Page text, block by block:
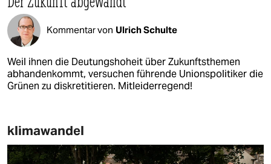
Kommentar von Ulrich Schulte
Weil ihnen die Deutungshoheit über Zukunftsthemen
abhandenkommt, versuchen führende Unionspolitiker die
Grünen zu diskretitieren. Mitleiderregend!
klimawandel